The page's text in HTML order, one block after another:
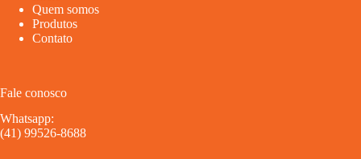
Quem somos
Produtos
Contato
Fale conosco
Whatsapp:
(41) 99526-8688